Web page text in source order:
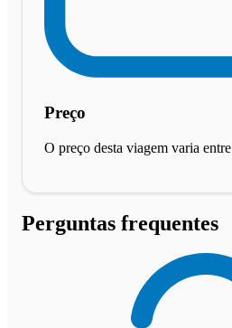
Preço
O preço desta viagem varia entre
Perguntas frequentes